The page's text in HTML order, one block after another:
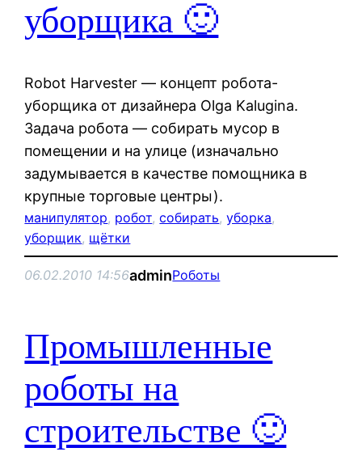
уборщика 🙂
Robot Harvester — концепт робота-
уборщика от дизайнера Olga Kalugina.
Задача робота — собирать мусор в
помещении и на улице (изначально
задумывается в качестве помощника в
крупные торговые центры).
манипулятор, робот, собирать, уборка
уборщик, щётки
06.02.2010 14:56adminРоботы
Промышленные
роботы на
строительстве 🙂